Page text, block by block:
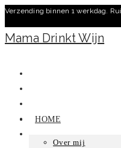
Ga
naar
inhoud
Verzending binnen 1 werkdag.
Mama Drinkt Wijn
HOME
Over mij